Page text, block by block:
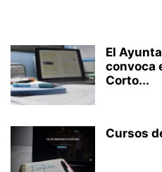
El
convoca
Corto...
Cursos